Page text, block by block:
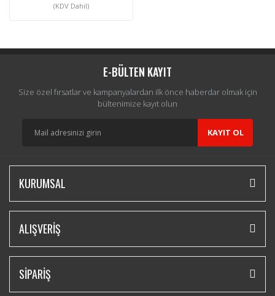
(KDV Dahil)
E-BÜLTEN KAYIT
Size özel fırsatlar ve kampanyalardan ilk önce haberdar olmak için
bültenimize kayıt olun
KAYIT OL
KURUMSAL
ALIŞVERİŞ
SİPARİŞ